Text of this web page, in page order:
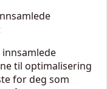
til optimalisering
for deg som